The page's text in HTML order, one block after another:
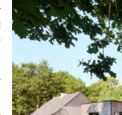
à NESTOR